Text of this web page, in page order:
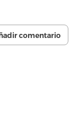
comentario